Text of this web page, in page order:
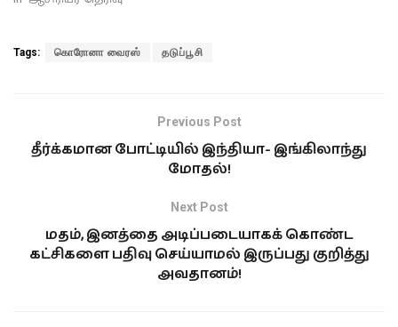
மக்கள்தொகை கொண்ட
Tags: கொரோனா வைரஸ் தடுப்பூசி
Previous Post
தீர்க்கமான போட்டியில் இந்தியா- இங்கிலாந்து
மோதல்!
Next Post
மதம், இனத்தை அடிப்படையாகக் கொண்ட
கட்சிகளை பதிவு செய்யாமல் இருப்பது குறித்து
அவதானம்!